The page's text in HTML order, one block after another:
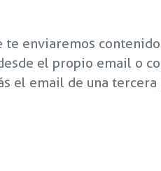
te enviaremos
el propio email o
el email de una tercera